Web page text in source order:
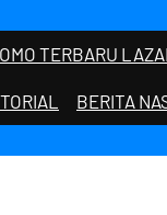
TERBARU
BERITA